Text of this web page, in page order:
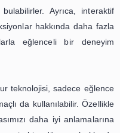
daha da
gelişmesiyle birlikte